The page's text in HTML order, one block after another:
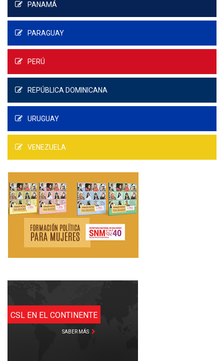
PANAMÁ
PARAGUAY
PERÚ
REPÚBLICA DOMINICANA
URUGUAY
VENEZUELA
CSL EN EL CONTINENTE
SABER MÁS